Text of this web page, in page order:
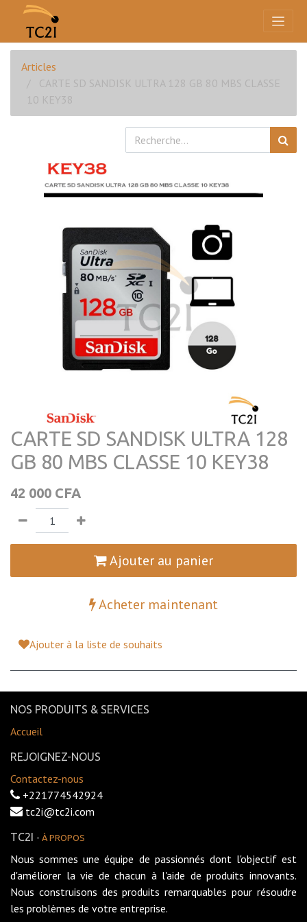
Articles
CARTE SD SANDISK ULTRA 128 GB 80 MBS CLASSE
10 KEY38
CARTE SD SANDISK ULTRA 128
GB 80 MBS CLASSE 10 KEY38
42 000 CFA
Ajouter au panier
Acheter maintenant
Ajouter à la liste de souhaits
NOS PRODUITS & SERVICES
Accueil
REJOIGNEZ-NOUS
Contactez-nous
+221774542924
tc2i@tc2i.com
TC2I - À PROPOS
Nous sommes une équipe de passionnés dont l'objectif est
d'améliorer la vie de chacun à l'aide de produits innovants.
Nous construisons des produits remarquables pour résoudre
les problèmes de votre entreprise.